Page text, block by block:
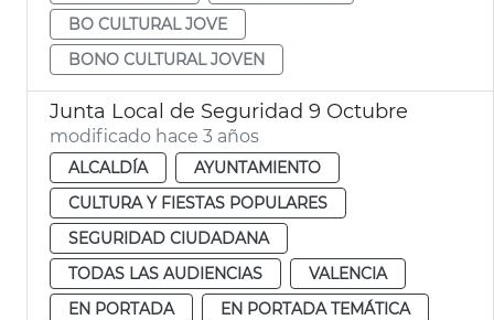
BO CULTURAL JOVE
BONO CULTURAL JOVEN
Junta Local de Seguridad 9 Octubre
modificado hace 3 años
ALCALDÍA
AYUNTAMIENTO
CULTURA Y FIESTAS POPULARES
SEGURIDAD CIUDADANA
TODAS LAS AUDIENCIAS
VALENCIA
EN PORTADA
EN PORTADA TEMÁTICA